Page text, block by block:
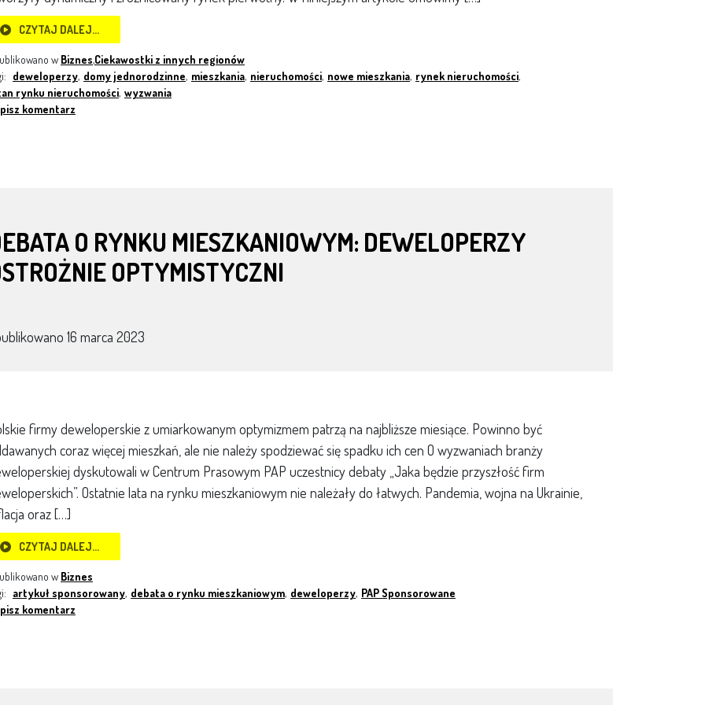
CZYTAJ DALEJ…
w Biznes,Ciekawostki z innych regionów
deweloperzy, domy jednorodzinne, mieszkania, nieruchomości, nowe mieszkania, rynek nieruchomości,
rynku nieruchomości, wyzwania
komentarz
O RYNKU MIESZKANIOWYM: DEWELOPERZY
OPTYMISTYCZNI
16 marca 2023
firmy deweloperskie z umiarkowanym optymizmem patrzą na najbliższe miesiące. Powinno być
coraz więcej mieszkań, ale nie należy spodziewać się spadku ich cen O wyzwaniach branży
dyskutowali w Centrum Prasowym PAP uczestnicy debaty „Jaka będzie przyszłość firm
Ostatnie lata na rynku mieszkaniowym nie należały do łatwych. Pandemia, wojna na Ukrainie,
oraz […]
CZYTAJ DALEJ…
w Biznes
artykuł sponsorowany, debata o rynku mieszkaniowym, deweloperzy, PAP Sponsorowane
komentarz